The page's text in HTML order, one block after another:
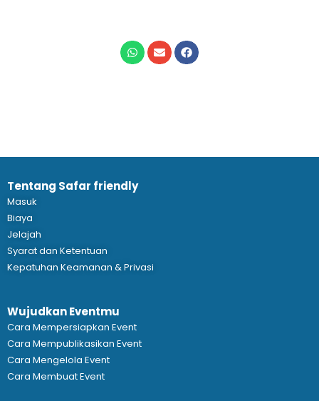
Tentang Safar friendly
Masuk
Biaya
Jelajah
Syarat dan Ketentuan
Kepatuhan Keamanan & Privasi
Wujudkan Eventmu
Cara Mempersiapkan Event
Cara Mempublikasikan Event
Cara Mengelola Event
Cara Membuat Event